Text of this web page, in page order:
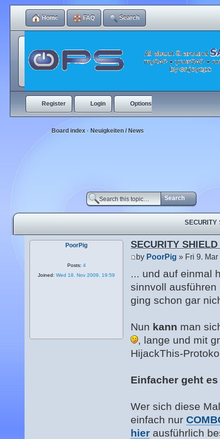
Home FAQ Search
Register Login Options
Board index ‹ Neuigkeiten / News
SECURITY
SECURITY
by PoorPig » Fri 9.
... und auf
sinnvoll ausführen
ging schon gar
Nun kann man
, lange und mit
HijackThis-
Einfacher geht
Wer sich diese
einfach nur
hier ausführlich
PoorPig
Posts: 4
Joined: Wed 18. Nov 2009, 19:59